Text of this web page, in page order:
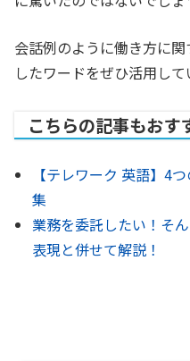
会話例のように働き方に
したワードをぜひ活用して
こちらの記事もおす
【テレワーク 英語】4
集
業務を委託したい！そ
表現と併せて解説！